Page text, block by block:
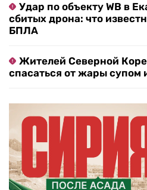
Удар по объекту WB в
сбитых дрона: что
БПЛА
Жителей Северной
спасаться от жары супом